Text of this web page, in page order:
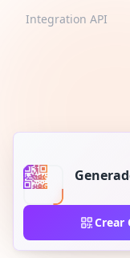
Crear
Integration API
2026 © QR-Build.